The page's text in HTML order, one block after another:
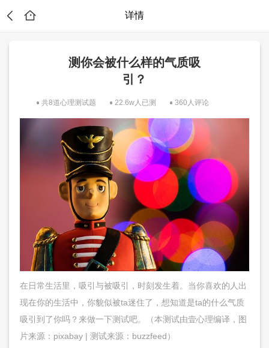
详情
测你会被什么样的气质吸
引？
共8道心理测试题 22.6w人已测 360人评论
在日常生活里，吸引与被吸引，时刻发生着。当你喜欢的人出
现在你的生活中，你貌似被ta迷住了，想知道是ta的什么气质
吸引到了你吗？来做一下测试吧。（本测试由壹心理编译，图
片来源：pixabay | 测试来源：buzzfeed）